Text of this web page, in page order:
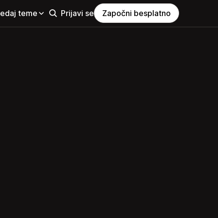
teme Prijavi se Započni besplatno